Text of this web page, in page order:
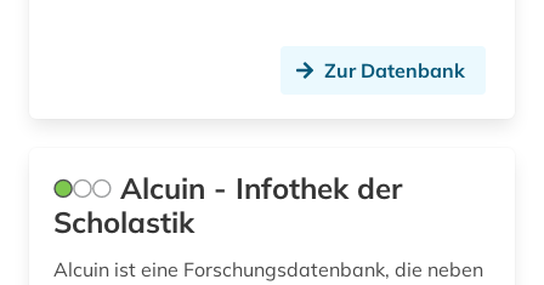
finnougristik (1)
Zur Datenbank
Alcuin - Infothek der
Scholastik
Alcuin ist eine Forschungsdatenbank, die neben